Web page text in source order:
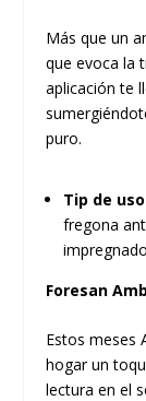
Más que un
que evoca la
aplicación te
puro.
Tip de
fregona
Foresan
Estos meses
hogar un
lectura en el